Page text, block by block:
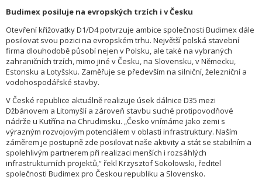
Budimex posiluje na evropských trzích i v Česku
Otevření křižovatky D1/D4 potvrzuje ambice společnosti Budimex dále
posilovat svou pozici na evropském trhu. Největší polská stavební
firma dlouhodobě působí nejen v Polsku, ale také na vybraných
zahraničních trzích, mimo jiné v Česku, na Slovensku, v Německu,
Estonsku a Lotyšsku. Zaměřuje se především na silniční, železniční a
vodohospodářské stavby.
V České republice aktuálně realizuje úsek dálnice D35 mezi
Džbánovem a Litomyšlí a zároveň stavbu suché protipovodňové
nádrže u Kutřína na Chrudimsku. „Česko vnímáme jako zemi s
výrazným rozvojovým potenciálem v oblasti infrastruktury. Naším
záměrem je postupně zde posilovat naše aktivity a stát se stabilním a
spolehlivým partnerem při realizaci menších i rozsáhlých
infrastrukturních projektů,“ řekl Krzysztof Sokołowski, ředitel
společnosti Budimex pro Českou republiku a Slovensko.